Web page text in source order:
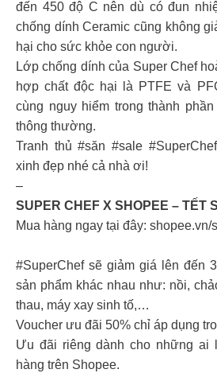
đến 450 độ C nên dù có đun
chống dính Ceramic cũng không
hại cho sức khỏe con người.
Lớp chống dính của Super Chef
hợp chất độc hại là PTFE và
cùng nguy hiểm trong thành
thông thường.
Tranh thủ #săn #sale
xinh đẹp nhé cả nhà ơi!
–
SUPER CHEF X SHOPEE – TẾT
Mua hàng ngay tại đây:
#SuperChef sẽ giảm giá lên đến
sản phẩm khác nhau như: nồi,
thau, máy xay sinh tố,…
Voucher ưu đãi 50% chỉ áp dụng
Ưu đãi riêng dành cho những ai
hàng trên Shopee.